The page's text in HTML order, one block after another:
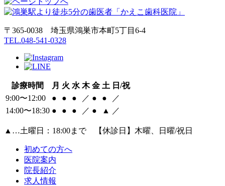
〒365-0038 埼玉県鴻巣市本町5丁目6‐4
TEL.048-541-0328
診療時間 月 火 水 木 金 土 日/祝
9:00〜12:00
● ● ● ／ ● ●
／
14:00〜18:30 ● ● ● ／ ● ▲ ／
▲ …土曜日：18:00まで 【休診日】木曜、日曜/祝日
初めての方へ
医院案内
院長紹介
求人情報